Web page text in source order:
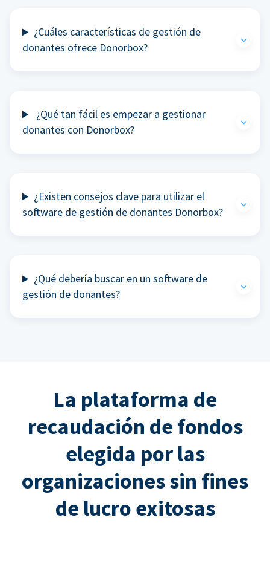
¿Cuáles características de gestión de
donantes ofrece Donorbox?
¿Qué tan fácil es empezar a gestionar
donantes con Donorbox?
¿Existen consejos clave para utilizar el
software de gestión de donantes Donorbox?
¿Qué debería buscar en un software de
gestión de donantes?
La plataforma de
recaudación de fondos
elegida por las
organizaciones sin fines
de lucro exitosas